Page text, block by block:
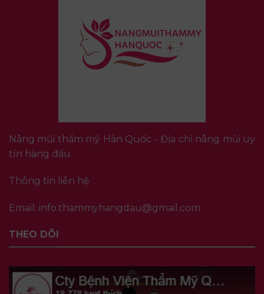
Nâng mũi thẩm mỹ Hàn Quốc - Địa chỉ nâng mũi uy
tín hàng đầu
Thông tin liên hệ
Email: info.thammyhangdau@gmail.com
THEO DÕI